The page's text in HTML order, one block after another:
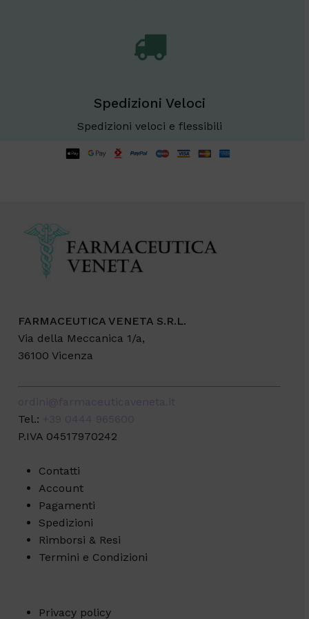
Spedizioni Veloci
Spedizioni veloci e flessibili
FARMACEUTICA VENETA S.R.L.
Via della Meccanica 1/a,
36100 Vicenza
Tel.:
P.IVA 04517970242
Contatti
Account
Pagamenti
Spedizioni
Rimborsi & Resi
Termini e Condizioni
Privacy policy